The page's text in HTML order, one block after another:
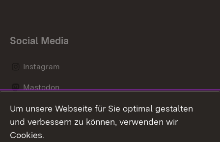
Social Media
Instagram
Mastodon
Messenger
Um unsere Webseite für Sie optimal gestalten
und verbessern zu können, verwenden wir
Cookies.